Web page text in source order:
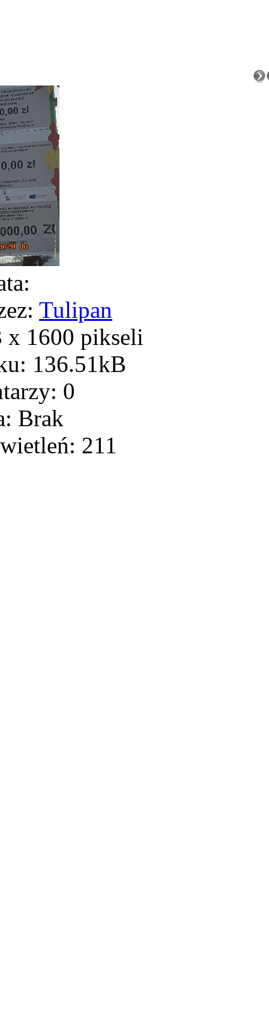
Tulipan
1600 pikseli
136.51kB
0
Brak
211